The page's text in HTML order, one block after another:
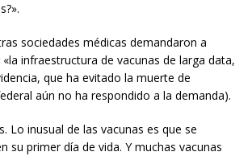
sociedades médicas demandaron a
infraestructura de vacunas de larga data,
que ha evitado la muerte de
aún no ha respondido a la demanda).
Lo inusual de las vacunas es que se
su primer día de vida. Y muchas vacunas